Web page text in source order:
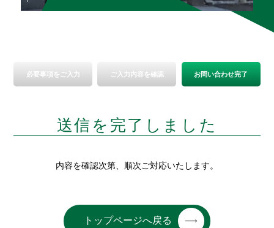
必要事項をご入力 ご入力内容を確認 お問い合わせ完了
送信を完了しました
内容を確認次第、順次ご対応いたします。
トップページへ戻る